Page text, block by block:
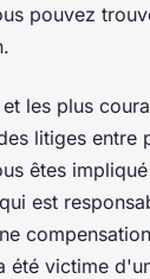
pouvez
les plus
litiges entre
êtes
est
été victime